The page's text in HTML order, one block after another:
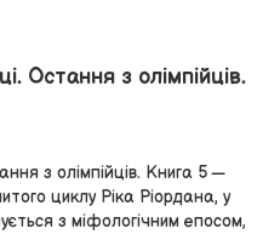
Остання з олімпійців.
з олімпійців. Книга 5 —
циклу Ріка Ріордана, у
з міфологічним епосом,